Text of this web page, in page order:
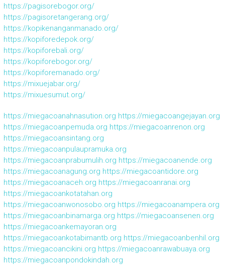
https://pagisorebogor.org/
https://pagisoretangerang.org/
https://kopikenanganmanado.org/
https://kopiforedepok.org/
https://kopiforebali.org/
https://kopiforebogor.org/
https://kopiforemanado.org/
https://mixuejabar.org/
https://mixuesumut.org/
https://miegacoanahnasution.org https://miegacoangejayan.org
https://miegacoanpemuda.org https://miegacoanrenon.org
https://miegacoansintang.org
https://miegacoanpulaupramuka.org
https://miegacoanprabumulih.org https://miegacoanende.org
https://miegacoanagung.org https://miegacoantidore.org
https://miegacoanaceh.org https://miegacoanranai.org
https://miegacoankotatahan.org
https://miegacoanwonosobo.org https://miegacoanampera.org
https://miegacoanbinamarga.org https://miegacoansenen.org
https://miegacoankemayoran.org
https://miegacoankotabimantb.org https://miegacoanbenhil.org
https://miegacoancikini.org https://miegacoanrawabuaya.org
https://miegacoanpondokindah.org